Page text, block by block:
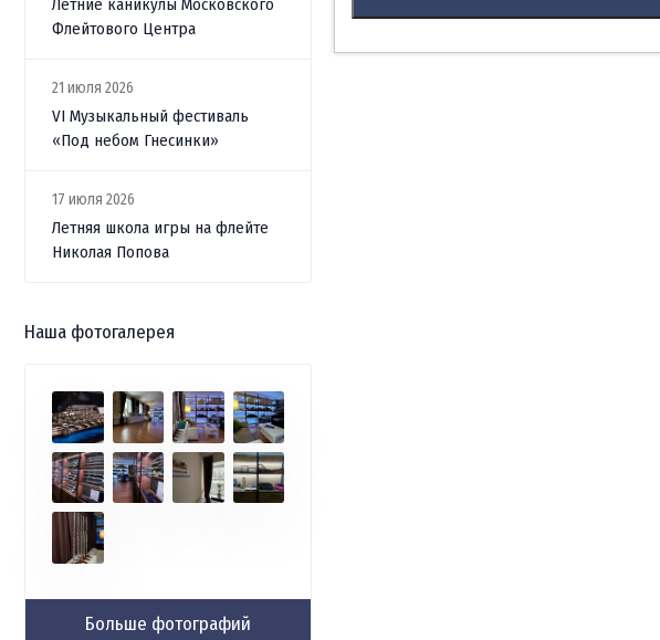
Летние каникулы Московского
Флейтового Центра
21 июля 2026
VI Музыкальный фестиваль
«Под небом Гнесинки»
17 июля 2026
Летняя школа игры на флейте
Николая Попова
Наша фотогалерея
Больше фотографий